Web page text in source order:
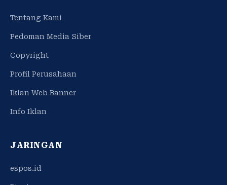
Tentang Kami
Pedoman Media Siber
Copyright
Profil Perusahaan
Iklan Web Banner
Info Iklan
JARINGAN
espos.id